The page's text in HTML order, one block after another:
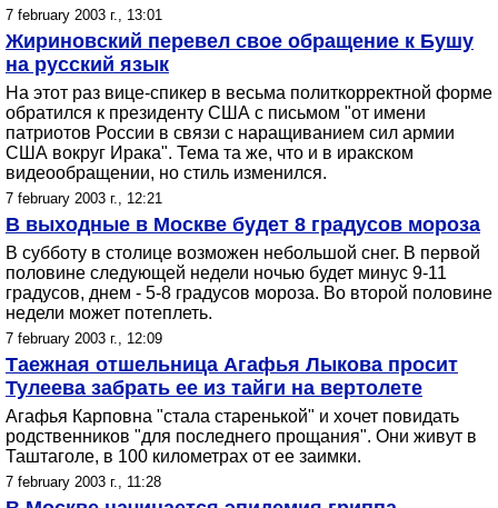
7 february 2003 г., 13:01
Жириновский перевел свое обращение к Бушу
на русский язык
На этот раз вице-спикер в весьма политкорректной форме
обратился к президенту США с письмом "от имени
патриотов России в связи с наращиванием сил армии
США вокруг Ирака". Тема та же, что и в иракском
видеообращении, но стиль изменился.
7 february 2003 г., 12:21
В выходные в Москве будет 8 градусов мороза
В субботу в столице возможен небольшой снег. В первой
половине следующей недели ночью будет минус 9-11
градусов, днем - 5-8 градусов мороза. Во второй половине
недели может потеплеть.
7 february 2003 г., 12:09
Таежная отшельница Агафья Лыкова просит
Тулеева забрать ее из тайги на вертолете
Агафья Карповна "стала старенькой" и хочет повидать
родственников "для последнего прощания". Они живут в
Таштаголе, в 100 километрах от ее заимки.
7 february 2003 г., 11:28